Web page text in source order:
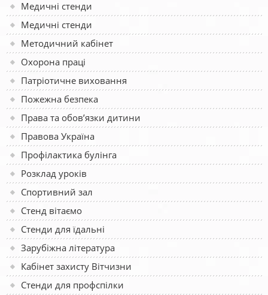
Медичні стенди
Медичні стенди
Методичний кабінет
Охорона праці
Патріотичне виховання
Пожежна безпека
Права та обов’язки дитини
Правова Україна
Профілактика булінга
Розклад уроків
Спортивний зал
Стенд вітаємо
Стенди для їдальні
Зарубіжна література
Кабінет захисту Вітчизни
Стенди для профспілки